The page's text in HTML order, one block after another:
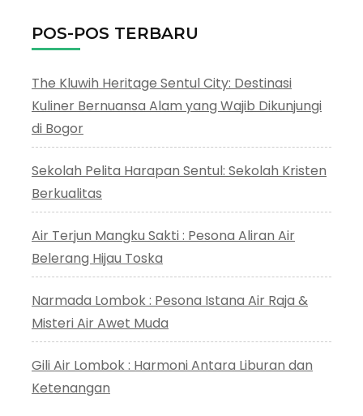
POS-POS TERBARU
The Kluwih Heritage Sentul City: Destinasi
Kuliner Bernuansa Alam yang Wajib Dikunjungi
di Bogor
Sekolah Pelita Harapan Sentul: Sekolah Kristen
Berkualitas
Air Terjun Mangku Sakti : Pesona Aliran Air
Belerang Hijau Toska
Narmada Lombok : Pesona Istana Air Raja &
Misteri Air Awet Muda
Gili Air Lombok : Harmoni Antara Liburan dan
Ketenangan